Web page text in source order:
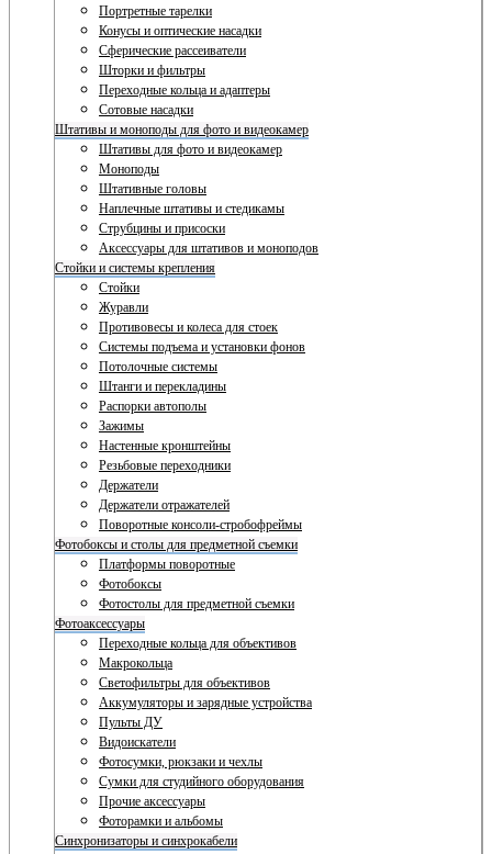
Портретные тарелки
Конусы и оптические насадки
Сферические рассеиватели
Шторки и фильтры
Переходные кольца и адаптеры
Сотовые насадки
Штативы и моноподы для фото и видеокамер
Штативы для фото и видеокамер
Моноподы
Штативные головы
Наплечные штативы и стедикамы
Струбцины и присоски
Аксессуары для штативов и моноподов
Стойки и системы крепления
Стойки
Журавли
Противовесы и колеса для стоек
Системы подъема и установки фонов
Потолочные системы
Штанги и перекладины
Распорки автополы
Зажимы
Настенные кронштейны
Резьбовые переходники
Держатели
Держатели отражателей
Поворотные консоли-стробофреймы
Фотобоксы и столы для предметной съемки
Платформы поворотные
Фотобоксы
Фотостолы для предметной съемки
Фотоаксессуары
Переходные кольца для объективов
Макрокольца
Светофильтры для объективов
Аккумуляторы и зарядные устройства
Пульты ДУ
Видоискатели
Фотосумки, рюкзаки и чехлы
Сумки для студийного оборудования
Прочие аксессуары
Фоторамки и альбомы
Синхронизаторы и синхрокабели